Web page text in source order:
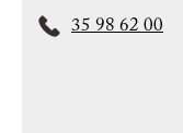
35 98 62 00